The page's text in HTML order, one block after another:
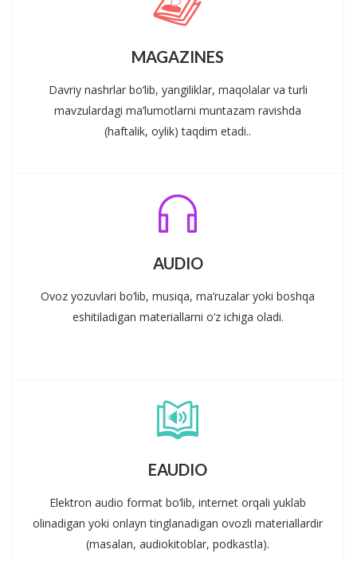
MAGAZINES
Davriy nashrlar bo‘lib, yangiliklar, maqolalar va turli
mavzulardagi ma’lumotlarni muntazam ravishda
(haftalik, oylik) taqdim etadi..
AUDIO
Ovoz yozuvlari bo‘lib, musiqa, ma’ruzalar yoki boshqa
eshitiladigan materiallarni o‘z ichiga oladi.
EAUDIO
Elektron audio format bo‘lib, internet orqali yuklab
olinadigan yoki onlayn tinglanadigan ovozli materiallardir
(masalan, audiokitoblar, podkastla).